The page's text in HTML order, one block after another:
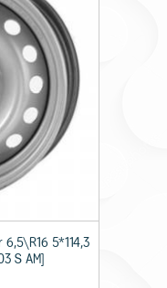
6,5\R16 5*114,3
S AM]